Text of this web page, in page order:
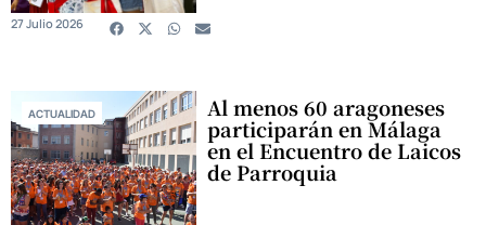
27 Julio 2026
ACTUALIDAD Al menos 60 aragoneses
participarán en Málaga
en el Encuentro de Laicos
de Parroquia